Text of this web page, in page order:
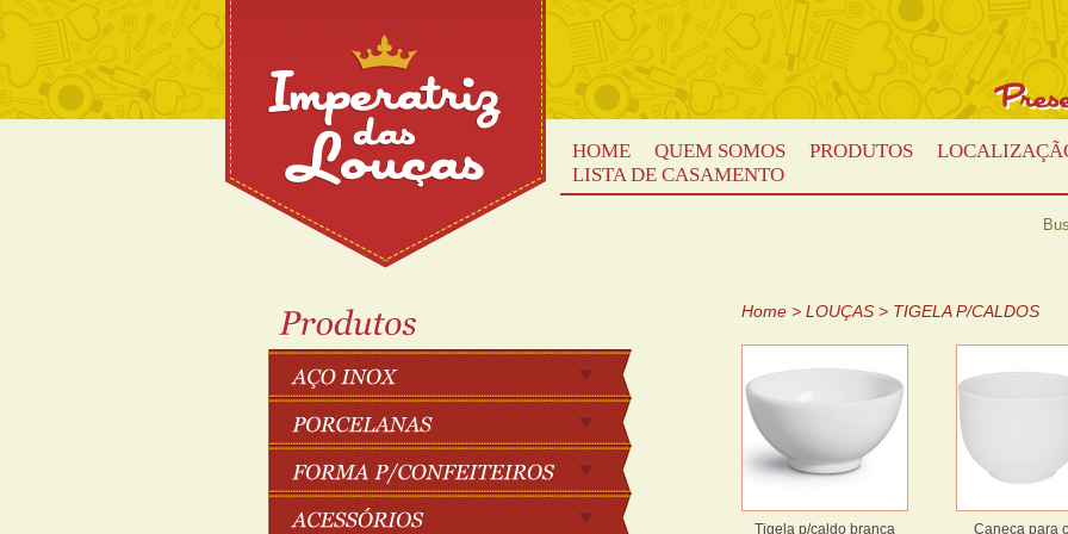
HOME QUEM SOMOS PRODUTOS
LISTA DE CASAMENTO
Home > LOUÇAS > TIGELA P/CALDOS
Tigela p/caldo branca
Caneca para